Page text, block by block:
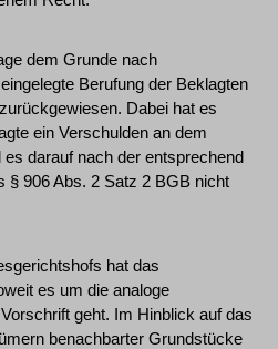
dem Grunde nach
Berufung der Beklagten
Dabei hat es
ein Verschulden an dem
darauf nach der entsprechend
§ 906 Abs. 2 Satz 2 BGB nicht
hat das
es um die analoge
geht. Im Hinblick auf das
benachbarter Grundstücke